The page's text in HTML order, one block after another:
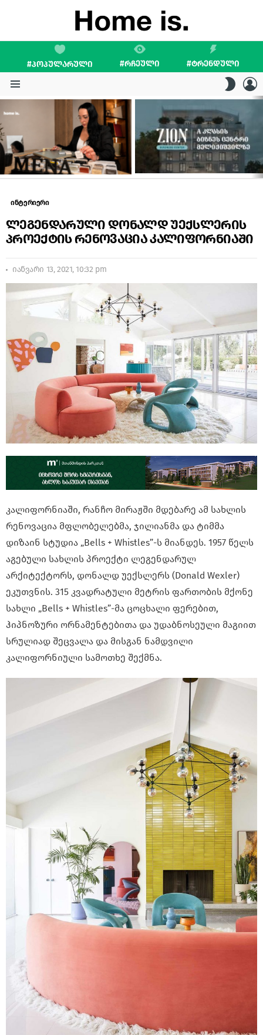
#ᲞᲝᲞᲣᲚᲐᲠᲣᲚᲘ #ᲠᲩᲔᲣᲚᲘ #ᲢᲠᲔᲜᲓᲣᲚᲘ
SKIN
STORIES
ინტერიერი
ლეგენდარული დონალდ უექსლერის
პროექტის რენოვაცია კალიფორნიაში
იანვარი 13, 2021, 10:32 pm
კალიფორნიაში, რანჩო მირაჟში მდებარე ამ სახლის
რენოვაცია მფლობელებმა, ჯილიანმა და ტიმმა
დიზაინ სტუდია „Bells + Whistles”-ს მიანდეს. 1957 წელს
აგებული სახლის პროექტი ლეგენდარულ
არქიტექტორს, დონალდ უექსლერს (Donald Wexler)
ეკუთვნის. 315 კვადრატული მეტრის ფართობის მქონე
სახლი „Bells + Whistles”-მა ცოცხალი ფერებით,
ჰიპნოზური ორნამენტებითა და უდაბნოსეული მაგიით
სრულიად შეცვალა და მისგან ნამდვილი
კალიფორნიული სამოთხე შექმნა.